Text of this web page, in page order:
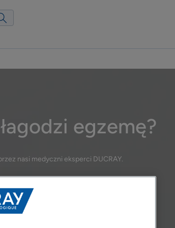
egzemę?
nasi medyczni eksperci DUCRAY.
egzemy?